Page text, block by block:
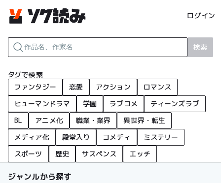
ログイン
検索
タグで検索
ファンタジー
恋愛 アクション
ロマンス
ヒューマンドラマ
学園 ラブコメ
ティーンズラブ
BL
アニメ化 職業・業界
異世界・転生
メディア化
殿堂入り コメディ
ミステリー
スポーツ
歴史 サスペンス エッチ
ジャンルから探す